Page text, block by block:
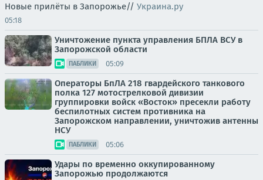
Новые прилёты в Запорожье// Украина.ру
05:18
Уничтожение пункта управления БПЛА ВСУ в
Запорожской области
ПАБЛИКИ 05:09
Операторы БпЛА 218 гвардейского танкового
полка 127 мотострелковой дивизии
группировки войск «Восток» пресекли работу
беспилотных систем противника на
Запорожском направлении, уничтожив антенны
НСУ
ПАБЛИКИ 05:06
Удары по временно оккупированному
Запорожью продолжаются